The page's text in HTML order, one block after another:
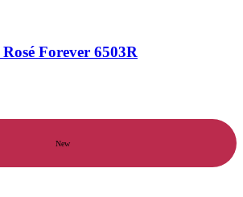
Forever 6503R
New